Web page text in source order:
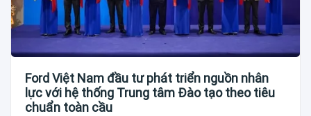
Ford Việt Nam đầu tư phát triển nguồn nhân
lực với hệ thống Trung tâm Đào tạo theo tiêu
chuẩn toàn cầu